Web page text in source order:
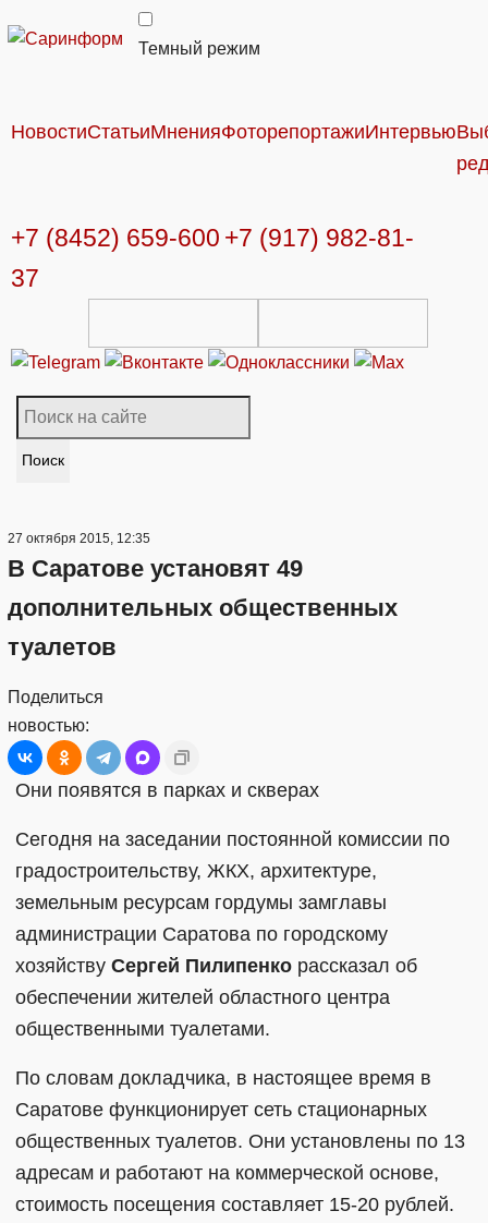
Темный режим
НовостиСтатьиМненияФоторепортажиИнтервью
+7 (8452) 659-600 +7 (917) 982-81-
37
Поиск
27 октября 2015, 12:35
В Саратове установят 49
дополнительных общественных
туалетов
Поделиться
новостью:
Они появятся в парках и скверах
Сегодня на заседании постоянной комиссии по
градостроительству, ЖКХ, архитектуре,
земельным ресурсам гордумы замглавы
администрации Саратова по городскому
хозяйству Сергей Пилипенко рассказал об
обеспечении жителей областного центра
общественными туалетами.
По словам докладчика, в настоящее время в
Саратове функционирует сеть стационарных
общественных туалетов. Они установлены по 13
адресам и работают на коммерческой основе,
стоимость посещения составляет 15-20 рублей.